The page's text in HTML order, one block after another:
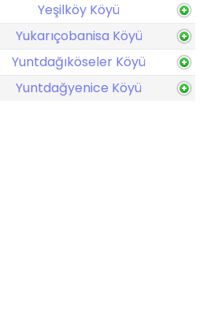
Yeşilköy Köyü
Yukarıçobanisa Köyü
Yuntdağıköseler Köyü
Yuntdağyenice Köyü